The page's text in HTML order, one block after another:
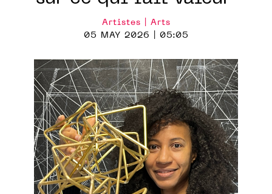
Artistes | Arts
05 MAY 2026 | 05:05